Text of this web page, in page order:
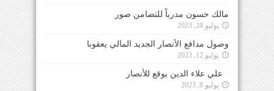
مالك حسون مدرباً للتضامن صور
يوليو 28, 2023
وصول مدافع الأنصار الجديد المالي يعقوبا
يوليو 12, 2023
علي علاء الدين يوقع للأنصار
يوليو 8, 2023